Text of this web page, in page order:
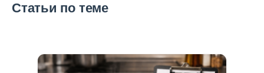
Статьи по теме